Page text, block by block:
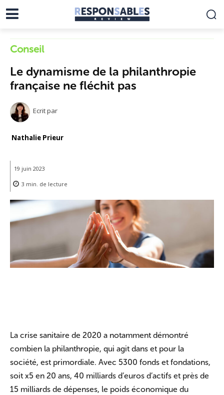
Conseil
Le dynamisme de la philanthropie
française ne fléchit pas
Ecrit par
Nathalie Prieur
19 juin 2023
3 min. de lecture
La crise sanitaire de 2020 a notamment démontré
combien la philanthropie, qui agit dans et pour la
société, est primordiale. Avec 5300 fonds et fondations,
soit x5 en 20 ans, 40 milliards d’euros d’actifs et près de
15 milliards de dépenses, le poids économique du